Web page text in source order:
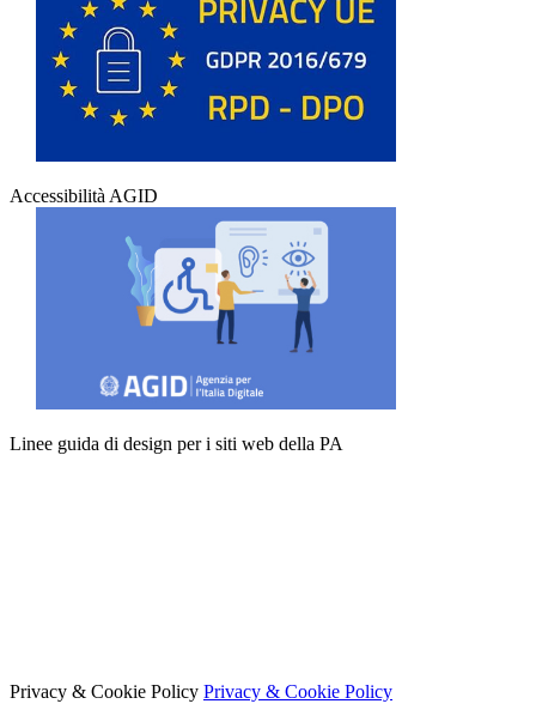
Accessibilità AGID
Linee guida di design per i siti web della PA
Privacy & Cookie Policy Privacy & Cookie Policy